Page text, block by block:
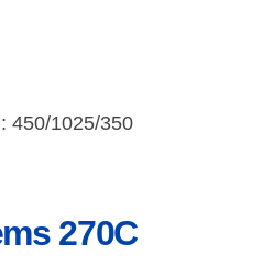
450/1025/350
270C